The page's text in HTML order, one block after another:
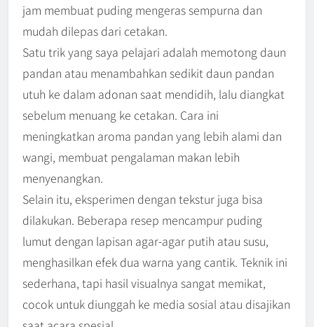
jam membuat puding mengeras sempurna dan
mudah dilepas dari cetakan.
Satu trik yang saya pelajari adalah memotong daun
pandan atau menambahkan sedikit daun pandan
utuh ke dalam adonan saat mendidih, lalu diangkat
sebelum menuang ke cetakan. Cara ini
meningkatkan aroma pandan yang lebih alami dan
wangi, membuat pengalaman makan lebih
menyenangkan.
Selain itu, eksperimen dengan tekstur juga bisa
dilakukan. Beberapa resep mencampur puding
lumut dengan lapisan agar-agar putih atau susu,
menghasilkan efek dua warna yang cantik. Teknik ini
sederhana, tapi hasil visualnya sangat memikat,
cocok untuk diunggah ke media sosial atau disajikan